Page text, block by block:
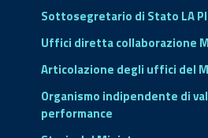
Sottosegretario di Stato LA
Uffici diretta collaborazione
Articolazione degli uffici del
Organismo indipendente di
performance